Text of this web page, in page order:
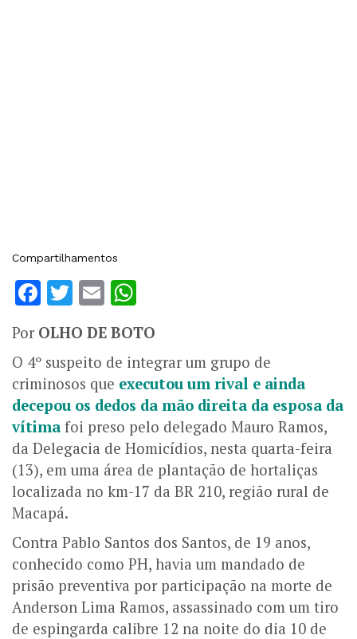
Compartilhamentos
Facebook
Twitter
Email
Por OLHO DE BOTO
O 4º suspeito de integrar um grupo de
criminosos que executou um rival e ainda
decepou os dedos da mão direita da esposa da
vítima foi preso pelo delegado Mauro Ramos,
da Delegacia de Homicídios, nesta quarta-feira
(13), em uma área de plantação de hortaliças
localizada no km-17 da BR 210, região rural de
Macapá.
Contra Pablo Santos dos Santos, de 19 anos,
conhecido como PH, havia um mandado de
prisão preventiva por participação na morte de
Anderson Lima Ramos, assassinado com um tiro
de espingarda calibre 12 na noite do dia 10 de